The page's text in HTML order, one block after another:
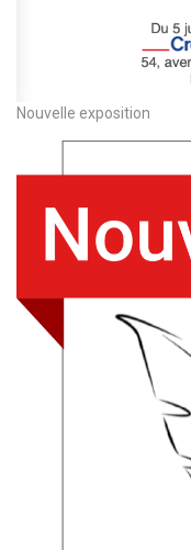
Nouvelle exposition